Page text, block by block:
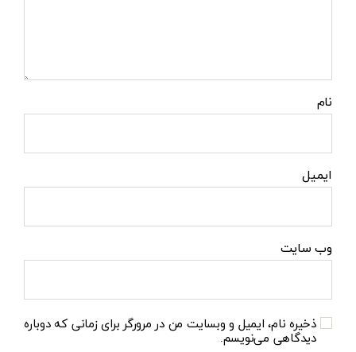
نام
ایمیل
وب‌ سایت
ذخیره نام، ایمیل و وبسایت من در مرورگر برای زمانی که دوباره
دیدگاهی می‌نویسم.